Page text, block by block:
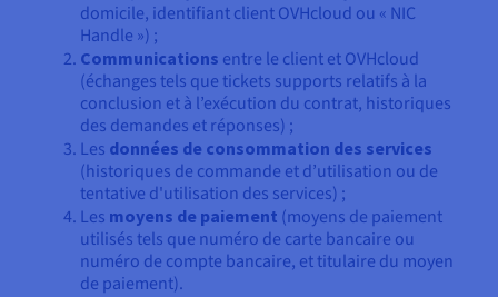
domicile, identifiant client OVHcloud ou « NIC
Handle ») ;
Communications entre le client et OVHcloud
(échanges tels que tickets supports relatifs à la
conclusion et à l’exécution du contrat, historiques
des demandes et réponses) ;
Les données de consommation des services
(historiques de commande et d’utilisation ou de
tentative d'utilisation des services) ;
Les moyens de paiement (moyens de paiement
utilisés tels que numéro de carte bancaire ou
numéro de compte bancaire, et titulaire du moyen
de paiement).